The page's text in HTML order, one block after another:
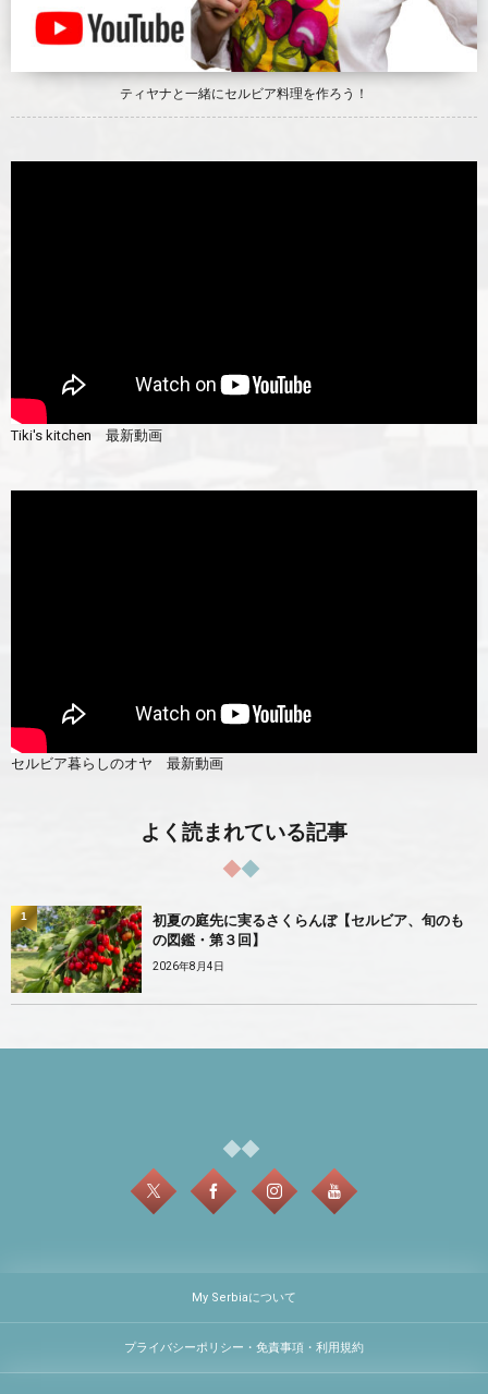
ティヤナと一緒にセルビア料理を作ろう！
Tiki's kitchen 最新動画
セルビア暮らしのオヤ 最新動画
よく読まれている記事
初夏の庭先に実るさくらんぼ【セルビア、旬のも
の図鑑・第３回】
2026年8月4日
1
My Serbiaについて
プライバシーポリシー・免責事項・利用規約